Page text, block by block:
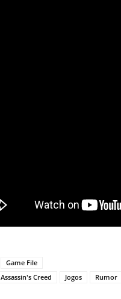
Game File
Assassin's Creed Jogos Rumor